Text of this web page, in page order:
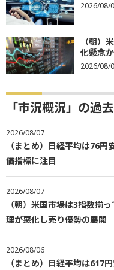
2026/08/
（朝）
化懸念
2026/08/
「市況概況」の過
2026/08/07
（まとめ）日経平均は76
価指標に注目
2026/08/07
（朝）米国市場は3指数揃
理が悪化し売り優勢の展開
2026/08/06
（まとめ）日経平均は617